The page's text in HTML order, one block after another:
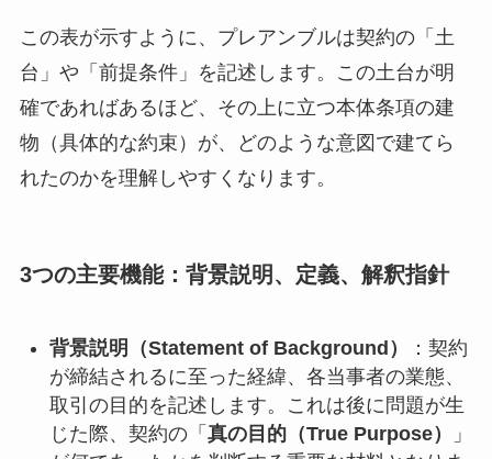
この表が示すように、プレアンブルは契約の「土
台」や「前提条件」を記述します。この土台が明
確であればあるほど、その上に立つ本体条項の建
物（具体的な約束）が、どのような意図で建てら
れたのかを理解しやすくなります。
3つの主要機能：背景説明、定義、解釈指針
背景説明（Statement of Background）
：契約
が締結されるに至った経緯、各当事者の業態、
取引の目的を記述します。これは後に問題が生
じた際、契約の「 真の目的（True Purpose）
」